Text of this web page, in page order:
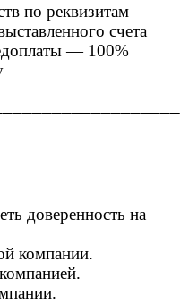
по реквизитам
счета
— 100%
доверенность на
компании.